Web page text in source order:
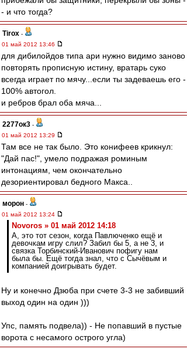
- и что тогда?
Tirox -
01 май 2012 13:46
для дибилойдов типа ари нужно видимо заново
повторять прописную истину, вратарь суко
всегда играет по мячу...если ты задеваешь его -
100% автогол.
и ребров брал оба мяча...
2277ок3 -
01 май 2012 13:29
Там все не так было. Это конифеев крикнул:
"Дай пас!", умело подражая роминым
интонациям, чем окончательно
дезориентировал бедного Макса..
морон -
01 май 2012 13:24
Novoros » 01 май 2012 14:18
А, это тот сезон, когда Павлюченко ещё и
девочкам игру слил? Забил бы 5, а не 3, и
связка Торбинский-Иванович пофигу нам
была бы. Ещё тогда знал, что с Сычёвым и
компанией доигрывать будет.
Ну и конечно Дзюба при счете 3-3 не забивший
выход один на один )))
Упс, память подвела)) - Не попавший в пустые
ворота с несамого острого угла)